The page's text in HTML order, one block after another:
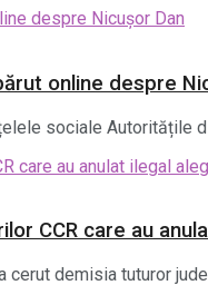
online despre
sociale Autoritățile
CCR care au
cerut demisia tuturor